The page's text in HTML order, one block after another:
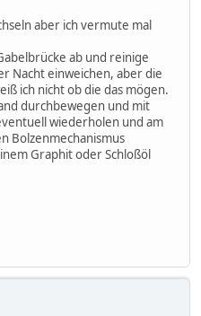
aber ich vermute mal
ab und reinige
Nacht einweichen, aber die
ich nicht ob die das mögen.
durchbewegen und mit
wiederholen und am
Bolzenmechanismus
Graphit oder Schloßöl